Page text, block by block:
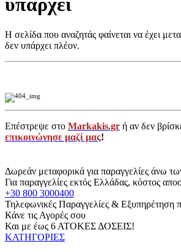
υπάρχει
Η σελίδα που αναζητάς φαίνεται να έχει
δεν υπάρχει πλέον.
Επέστρεψε στο Markakis.gr ή αν δεν
επικοινώνησε μαζί μας!
Δωρεάν μεταφορικά για παραγγελίες άνω
Για παραγγελίες εκτός Ελλάδας, κόστος
+30 800 3000400
Τηλεφωνικές Παραγγελίες & Εξυπηρέτηση
Κάνε τις Αγορές σου
Και με έως 6 ΑΤΟΚΕΣ ΔΟΣΕΙΣ!
ΚΑΤΗΓΟΡΙΕΣ